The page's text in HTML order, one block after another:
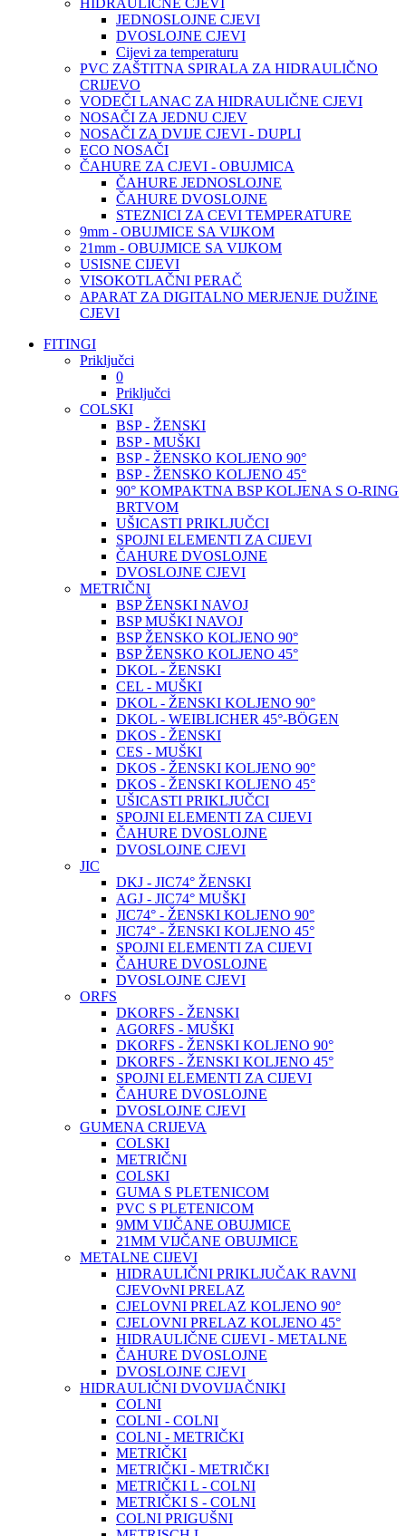
HIDRAULIČNE CJEVI
JEDNOSLOJNE CJEVI
DVOSLOJNE CJEVI
Cijevi za temperaturu
PVC ZAŠTITNA SPIRALA ZA HIDRAULIČNO
CRIJEVO
VODEČI LANAC ZA HIDRAULIČNE CJEVI
NOSAČI ZA JEDNU CJEV
NOSAČI ZA DVIJE CJEVI - DUPLI
ECO NOSAČI
ČAHURE ZA CJEVI - OBUJMICA
ČAHURE JEDNOSLOJNE
ČAHURE DVOSLOJNE
STEZNICI ZA CEVI TEMPERATURE
9mm - OBUJMICE SA VIJKOM
21mm - OBUJMICE SA VIJKOM
USISNE CIJEVI
VISOKOTLAČNI PERAČ
APARAT ZA DIGITALNO MERJENJE DUŽINE
CJEVI
FITINGI
Priključci
0
Priključci
COLSKI
BSP - ŽENSKI
BSP - MUŠKI
BSP - ŽENSKO KOLJENO 90°
BSP - ŽENSKO KOLJENO 45°
90° KOMPAKTNA BSP KOLJENA S O-RING
BRTVOM
UŠICASTI PRIKLJUČCI
SPOJNI ELEMENTI ZA CIJEVI
ČAHURE DVOSLOJNE
DVOSLOJNE CJEVI
METRIČNI
BSP ŽENSKI NAVOJ
BSP MUŠKI NAVOJ
BSP ŽENSKO KOLJENO 90°
BSP ŽENSKO KOLJENO 45°
DKOL - ŽENSKI
CEL - MUŠKI
DKOL - ŽENSKI KOLJENO 90°
DKOL - WEIBLICHER 45°-BÖGEN
DKOS - ŽENSKI
CES - MUŠKI
DKOS - ŽENSKI KOLJENO 90°
DKOS - ŽENSKI KOLJENO 45°
UŠICASTI PRIKLJUČCI
SPOJNI ELEMENTI ZA CIJEVI
ČAHURE DVOSLOJNE
DVOSLOJNE CJEVI
JIC
DKJ - JIC74° ŽENSKI
AGJ - JIC74° MUŠKI
JIC74° - ŽENSKI KOLJENO 90°
JIC74° - ŽENSKI KOLJENO 45°
SPOJNI ELEMENTI ZA CIJEVI
ČAHURE DVOSLOJNE
DVOSLOJNE CJEVI
ORFS
DKORFS - ŽENSKI
AGORFS - MUŠKI
DKORFS - ŽENSKI KOLJENO 90°
DKORFS - ŽENSKI KOLJENO 45°
SPOJNI ELEMENTI ZA CIJEVI
ČAHURE DVOSLOJNE
DVOSLOJNE CJEVI
GUMENA CRIJEVA
COLSKI
METRIČNI
COLSKI
GUMA S PLETENICOM
PVC S PLETENICOM
9MM VIJČANE OBUJMICE
21MM VIJČANE OBUJMICE
METALNE CIJEVI
HIDRAULIČNI PRIKLJUČAK RAVNI
CJEVOvNI PRELAZ
CJELOVNI PRELAZ KOLJENO 90°
CJELOVNI PRELAZ KOLJENO 45°
HIDRAULIČNE CIJEVI - METALNE
ČAHURE DVOSLOJNE
DVOSLOJNE CJEVI
HIDRAULIČNI DVOVIJAČNIKI
COLNI
COLNI - COLNI
COLNI - METRIČKI
METRIČKI
METRIČKI - METRIČKI
METRIČKI L - COLNI
METRIČKI S - COLNI
COLNI PRIGUŠNI